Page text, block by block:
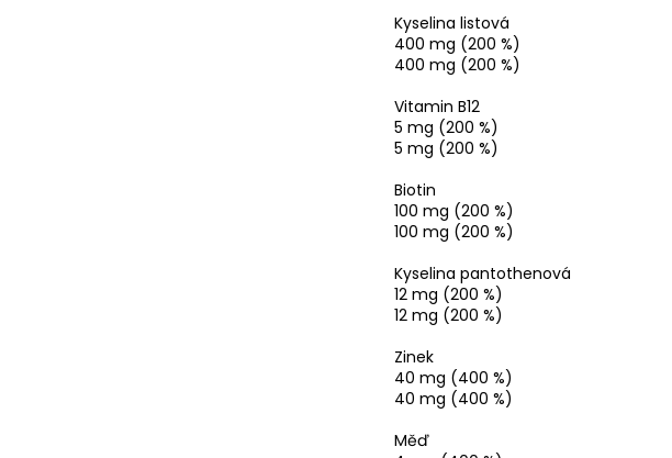
Kyselina listová
400 mg (200 %)
400 mg (200 %)
Vitamin B12
5 mg (200 %)
5 mg (200 %)
Biotin
100 mg (200 %)
100 mg (200 %)
Kyselina pantothenová
12 mg (200 %)
12 mg (200 %)
Zinek
40 mg (400 %)
40 mg (400 %)
Měď